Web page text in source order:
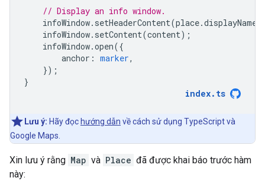
// Display an info window.
infoWindow. setHeaderContent(place.displayName
infoWindow. setContent(content);
infoWindow.open({
anchor : marker,
});
}
index. ts
Lưu ý: Hãy đọc hướng dẫn về cách sử dụng TypeScript và
Google Maps.
Xin lưu ý rằng Map và Place đã được khai báo trước hàm
này: